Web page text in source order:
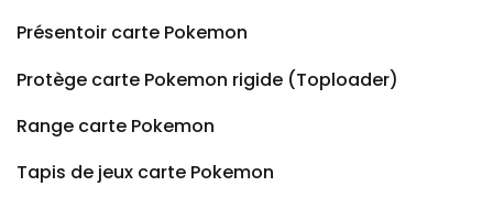
Présentoir carte Pokemon
Protège carte Pokemon rigide (Toploader)
Range carte Pokemon
Tapis de jeux carte Pokemon